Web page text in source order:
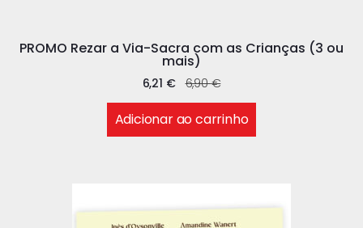
PROMO Rezar a Via-Sacra com as Crianças (3 ou
mais)
6,90€
6,21 €
Adicionar ao carrinho